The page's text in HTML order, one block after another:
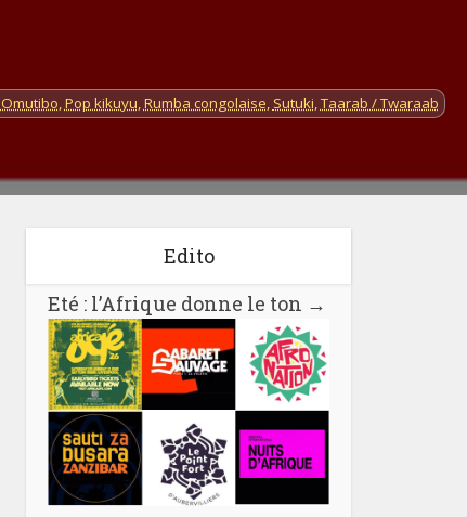
Omutibo,Pop kikuyu,Rumba congolaise, Sutuki,Taarab / Twaraab
Edito
Eté : l’Afrique donne le ton →